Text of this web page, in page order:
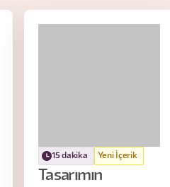
15 dakika Yeni İçerik
Tasarımın